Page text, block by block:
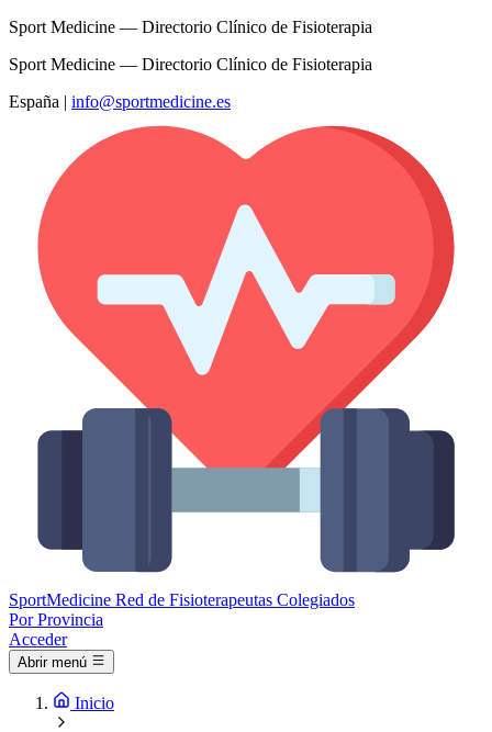
Sport Medicine — Directorio Clínico de Fisioterapia
Sport Medicine — Directorio Clínico de Fisioterapia
España | info@sportmedicine.es
SportMedicine Red de Fisioterapeutas Colegiados
Por Provincia
Acceder
Abrir menú
Inicio